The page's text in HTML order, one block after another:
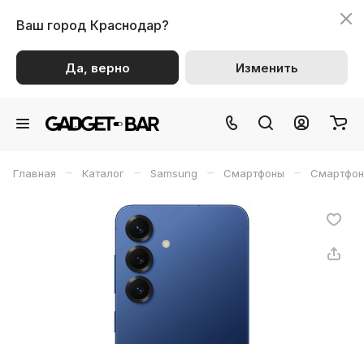
Ваш город Краснодар?
Да, верно Изменить
Главная – Каталог – Samsung – Смартфоны –